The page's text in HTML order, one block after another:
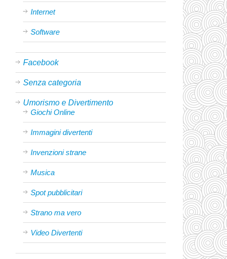
Internet
Software
Facebook
Senza categoria
Umorismo e Divertimento
Giochi Online
Immagini divertenti
Invenzioni strane
Musica
Spot pubblicitari
Strano ma vero
Video Divertenti